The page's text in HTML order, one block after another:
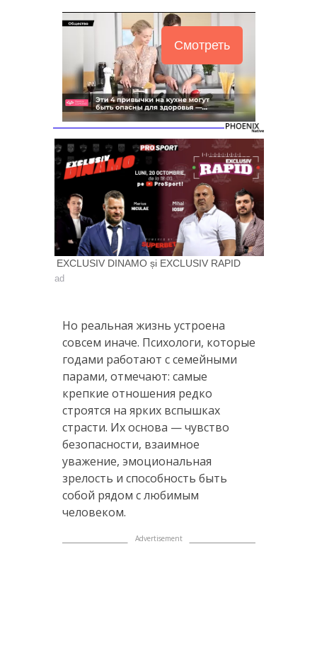
Смотреть
EXCLUSIV DINAMO și EXCLUSIV RAPID
ad
Но реальная жизнь устроена
совсем иначе. Психологи, которые
годами работают с семейными
парами, отмечают: самые
крепкие отношения редко
строятся на ярких вспышках
страсти. Их основа — чувство
безопасности, взаимное
уважение, эмоциональная
зрелость и способность быть
собой рядом с любимым
человеком.